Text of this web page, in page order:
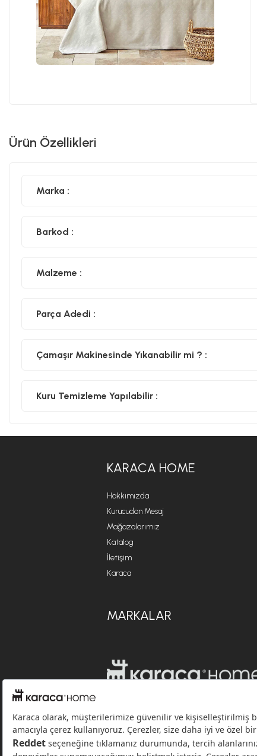
Ürün Özellikleri
Marka :
Barkod :
Malzeme :
Parça Adedi :
Çamaşır Makinesinde Yıkanabilir mi ? :
Kuru Temizleme Yapılabilir :
KARACA HOME
Hakkımızda
Kurucudan Mesaj
Mağazalarımız
Katalog
İletişim
Karaca
MARKALAR